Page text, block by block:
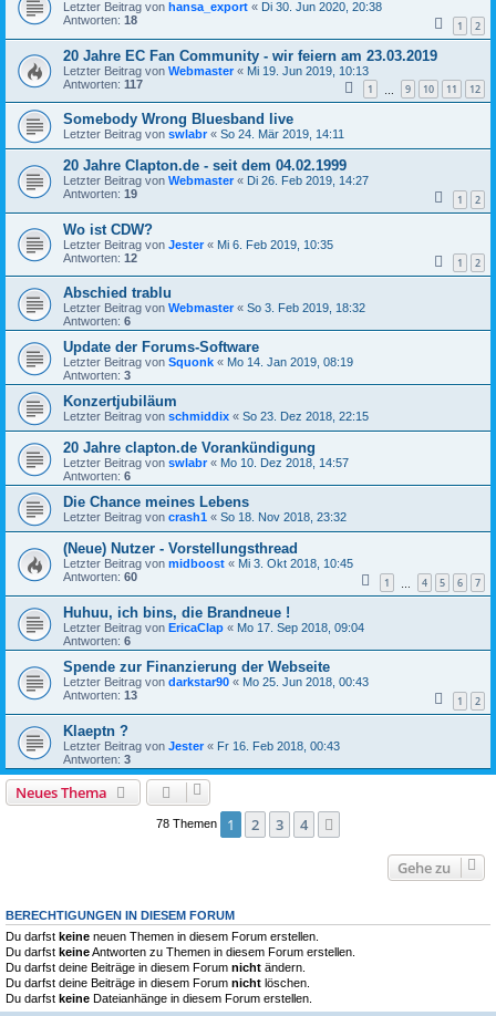
Letzter Beitrag von hansa_export « Di 30. Jun 2020, 20:38
Antworten: 18 1 2
20 Jahre EC Fan Community - wir feiern am 23.03.2019
Letzter Beitrag von Webmaster « Mi 19. Jun 2019, 10:13
Antworten: 117 1 9 10 11 12
Somebody Wrong Bluesband live
Letzter Beitrag von swlabr« So 24. Mär 2019, 14:11
20 Jahre Clapton.de - seit dem 04.02.1999
Letzter Beitrag von Webmaster « Di 26. Feb 2019, 14:27
Antworten: 19 1 2
Wo ist CDW?
Letzter Beitrag von Jester« Mi 6. Feb 2019, 10:35
Antworten: 12 1 2
Abschied trablu
Letzter Beitrag von Webmaster « So 3. Feb 2019, 18:32
Antworten: 6
Update der Forums-Software
Letzter Beitrag von Squonk « Mo 14. Jan 2019, 08:19
Antworten: 3
Konzertjubiläum
Letzter Beitrag von schmiddix « So 23. Dez 2018, 22:15
20 Jahre clapton.de Vorankündigung
Letzter Beitrag von swlabr« Mo 10. Dez 2018, 14:57
Antworten: 6
Die Chance meines Lebens
Letzter Beitrag von crash1 « So 18. Nov 2018, 23:32
(Neue) Nutzer - Vorstellungsthread
Letzter Beitrag von midboost « Mi 3. Okt 2018, 10:45
Antworten: 60 1 4 5 6 7
Huhuu, ich bins, die Brandneue !
Letzter Beitrag von EricaClap « Mo 17. Sep 2018, 09:04
Antworten: 6
Spende zur Finanzierung der Webseite
Letzter Beitrag von darkstar90 « Mo 25. Jun 2018, 00:43
Antworten: 13 1 2
Klaeptn ?
Letzter Beitrag von Jester « Fr 16. Feb 2018, 00:43
Antworten: 3
Neues Thema
78 Themen 1 2 3 4
Gehe zu
BERECHTIGUNGEN IN DIESEM FORUM
Du darfst keine neuen Themen in diesem Forum erstellen.
Du darfst keineAntworten zu Themen in diesem Forum erstellen.
Du darfst deine Beiträge in diesem Forum nicht ändern.
Du darfst deine Beiträge in diesem Forum nicht löschen.
Du darfst keine Dateianhänge in diesem Forum erstellen.